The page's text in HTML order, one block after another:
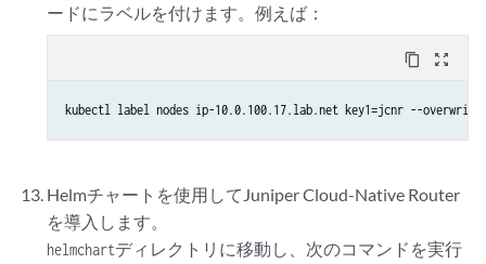
ードにラベルを付けます。例えば：
content_copy zoom_out_map
kubectl label nodes ip-10.0.100.17.lab.net key1=jcnr --overwrite
Helmチャートを使用してJuniper Cloud-Native Router
を導入します。
helmchartディレクトリに移動し、次のコマンドを実行